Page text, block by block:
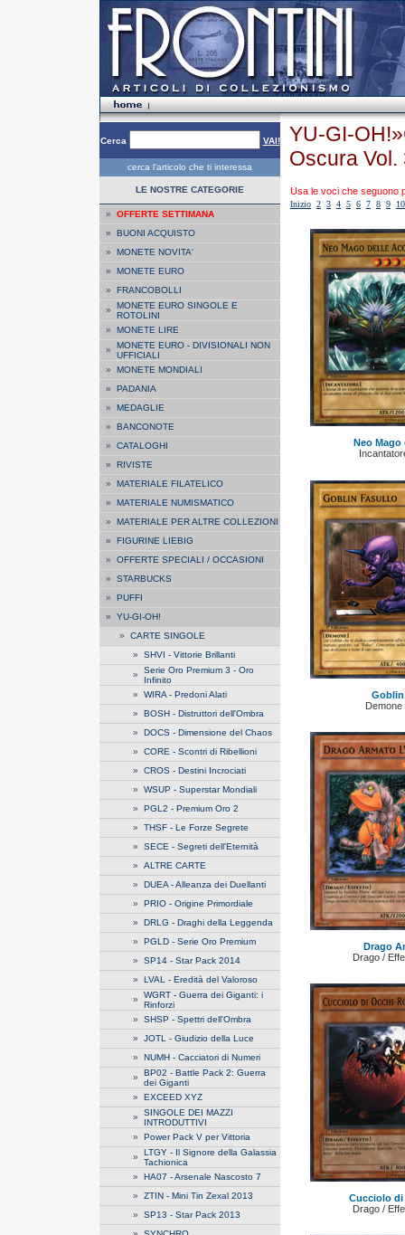
Cerca VAI!
cerca l'articolo che ti interessa
LE NOSTRE CATEGORIE
» OFFERTE SETTIMANA
» BUONI ACQUISTO
» MONETE NOVITA'
» MONETE EURO
» FRANCOBOLLI
» MONETE EURO SINGOLE E
ROTOLINI
» MONETE LIRE
» MONETE EURO - DIVISIONALI NON
UFFICIALI
» MONETE MONDIALI
» PADANIA
» MEDAGLIE
» BANCONOTE
» CATALOGHI
» RIVISTE
» MATERIALE FILATELICO
» MATERIALE NUMISMATICO
» MATERIALE PER ALTRE COLLEZIONI
» FIGURINE LIEBIG
» OFFERTE SPECIALI / OCCASIONI
» STARBUCKS
» PUFFI
» YU-GI-OH!
» CARTE SINGOLE
» SHVI - Vittorie Brillanti
» Serie Oro Premium 3 - Oro
Infinito
» WIRA - Predoni Alati
» BOSH - Distruttori dell'Ombra
» DOCS - Dimensione del Chaos
» CORE - Scontri di Ribellioni
» CROS - Destini Incrociati
» WSUP - Superstar Mondiali
» PGL2 - Premium Oro 2
» THSF - Le Forze Segrete
» SECE - Segreti dell'Eternità
» ALTRE CARTE
» DUEA - Alleanza dei Duellanti
» PRIO - Origine Primordiale
» DRLG - Draghi della Leggenda
» PGLD - Serie Oro Premium
» SP14 - Star Pack 2014
» LVAL - Eredità del Valoroso
» WGRT - Guerra dei Giganti: i
Rinforzi
» SHSP - Spettri dell'Ombra
» JOTL - Giudizio della Luce
» NUMH - Cacciatori di Numeri
» BP02 - Battle Pack 2: Guerra
dei Giganti
» EXCEED XYZ
» SINGOLE DEI MAZZI
INTRODUTTIVI
» Power Pack V per Vittoria
» LTGY - Il Signore della Galassia
Tachionica
» HA07 - Arsenale Nascosto 7
» ZTIN - Mini Tin Zexal 2013
» SP13 - Star Pack 2013
YU-GI-
Oscura Vol.
Usa le voci che seguono
Inizio 2 3 4 5 6 7 8 9 10
Neo
Drago
Drago /
Cucciolo
Drago /